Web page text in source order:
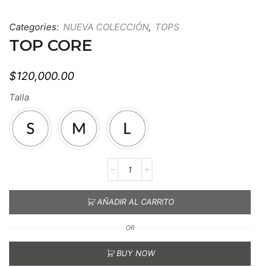
Categories: NUEVA COLECCIÓN, TOPS
TOP CORE
$120,000.00
Talla
AÑADIR AL CARRITO
OR
BUY NOW